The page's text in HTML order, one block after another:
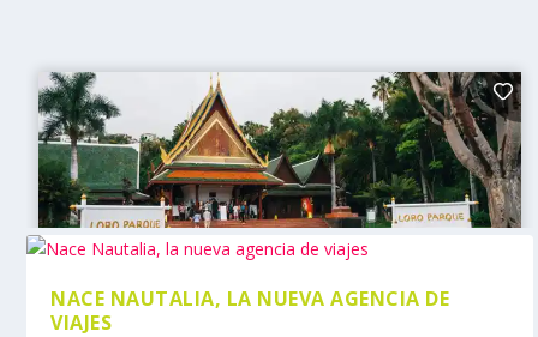
NACE NAUTALIA, LA NUEVA AGENCIA DE
VIAJES